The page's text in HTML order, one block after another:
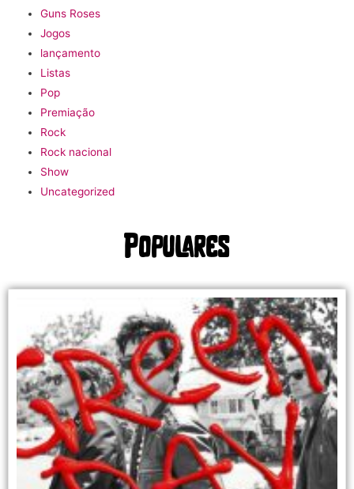
Guns Roses
Jogos
lançamento
Listas
Pop
Premiação
Rock
Rock nacional
Show
Uncategorized
Populares